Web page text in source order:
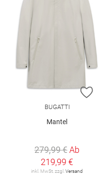
ZUR
BUGATTI
Mantel
279,99 €Ab
219,99 €
inkl. MwSt. zzgl. Versand